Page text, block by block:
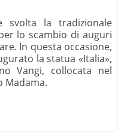
svolta la tradizionale
lo scambio di auguri
In questa occasione,
la statua «Italia»,
Vangi, collocata nel
Madama.